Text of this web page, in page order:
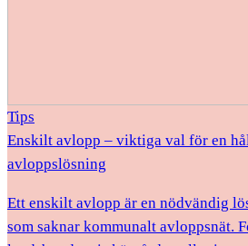
Tips
Enskilt avlopp – viktiga val för en
avloppslösning
Ett enskilt avlopp är en nödvändig
som saknar kommunalt avloppsnät.